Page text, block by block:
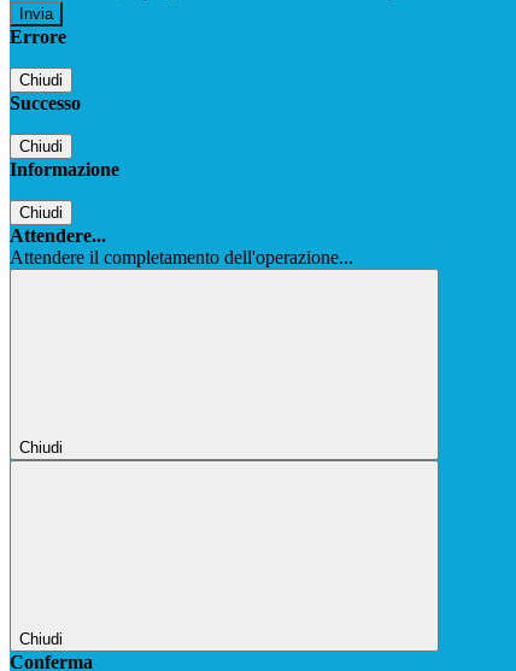
Errore
Chiudi
Successo
Chiudi
Informazione
Chiudi
Attendere...
Attendere il completamento dell'operazione...
Chiudi
Chiudi
Conferma